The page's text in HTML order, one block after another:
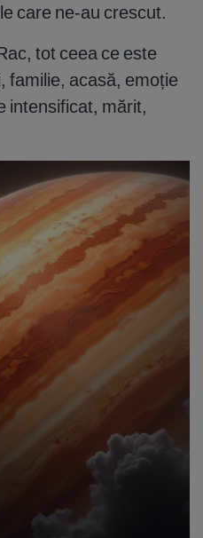
care ne-au crescut.
tot ceea ce este
familie, acasă, emoție
intensificat, mărit,